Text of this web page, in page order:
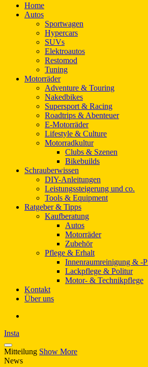
Home
Autos
Sportwagen
Hypercars
SUVs
Elektroautos
Restomod
Tuning
Motorräder
Adventure & Touring
Nakedbikes
Supersport & Racing
Roadtrips & Abenteuer
E-Motorräder
Lifestyle & Culture
Motorradkultur
Clubs & Szenen
Bikebuilds
Schrauberwissen
DIY-Anleitungen
Leistungssteigerung und co.
Tools & Equipment
Ratgeber & Tipps
Kaufberatung
Autos
Motorräder
Zubehör
Pflege & Erhalt
Innenraumreinigung & -
Lackpflege & Politur
Motor- & Technikpflege
Kontakt
Über uns
Insta
Mitteilung Show More
News